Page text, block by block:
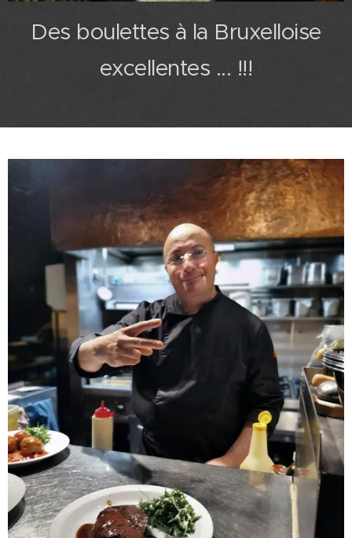
Des boulettes à la Bruxelloise
excellentes ... !!!